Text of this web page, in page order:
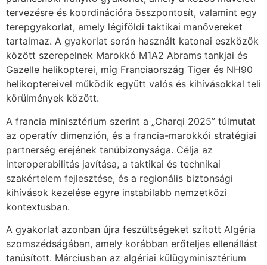
tervezésre és koordinációra összpontosít, valamint egy
terepgyakorlat, amely légiföldi taktikai manővereket
tartalmaz. A gyakorlat során használt katonai eszközök
között szerepelnek Marokkó M1A2 Abrams tankjai és
Gazelle helikopterei, míg Franciaország Tiger és NH90
helikoptereivel működik együtt valós és kihívásokkal teli
körülmények között.
A francia minisztérium szerint a „Charqi 2025” túlmutat
az operatív dimenzión, és a francia-marokkói stratégiai
partnerség erejének tanúbizonysága. Célja az
interoperabilitás javítása, a taktikai és technikai
szakértelem fejlesztése, és a regionális biztonsági
kihívások kezelése egyre instabilabb nemzetközi
kontextusban.
A gyakorlat azonban újra feszültségeket szított Algéria
szomszédságában, amely korábban erőteljes ellenállást
tanúsított. Márciusban az algériai külügyminisztérium